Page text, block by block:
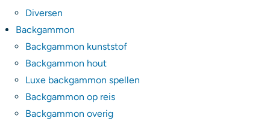
Diversen
Backgammon
Backgammon kunststof
Backgammon hout
Luxe backgammon spellen
Backgammon op reis
Backgammon overig